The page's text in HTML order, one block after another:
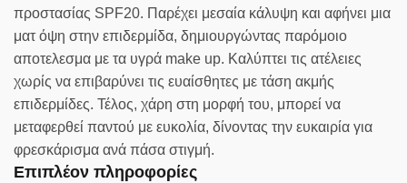
προστασίας SPF20. Παρέχει μεσαία κάλυψη και αφήνει μια
ματ όψη στην επιδερμίδα, δημιουργώντας παρόμοιο
αποτελεσμα με τα υγρά make up. Καλύπτει τις ατέλειες
χωρίς να επιβαρύνει τις ευαίσθητες με τάση ακμής
επιδερμίδες. Τέλος, χάρη στη μορφή του, μπορεί να
μεταφερθεί παντού με ευκολία, δίνοντας την ευκαιρία για
φρεσκάρισμα ανά πάσα στιγμή.
Επιπλέον πληροφορίες